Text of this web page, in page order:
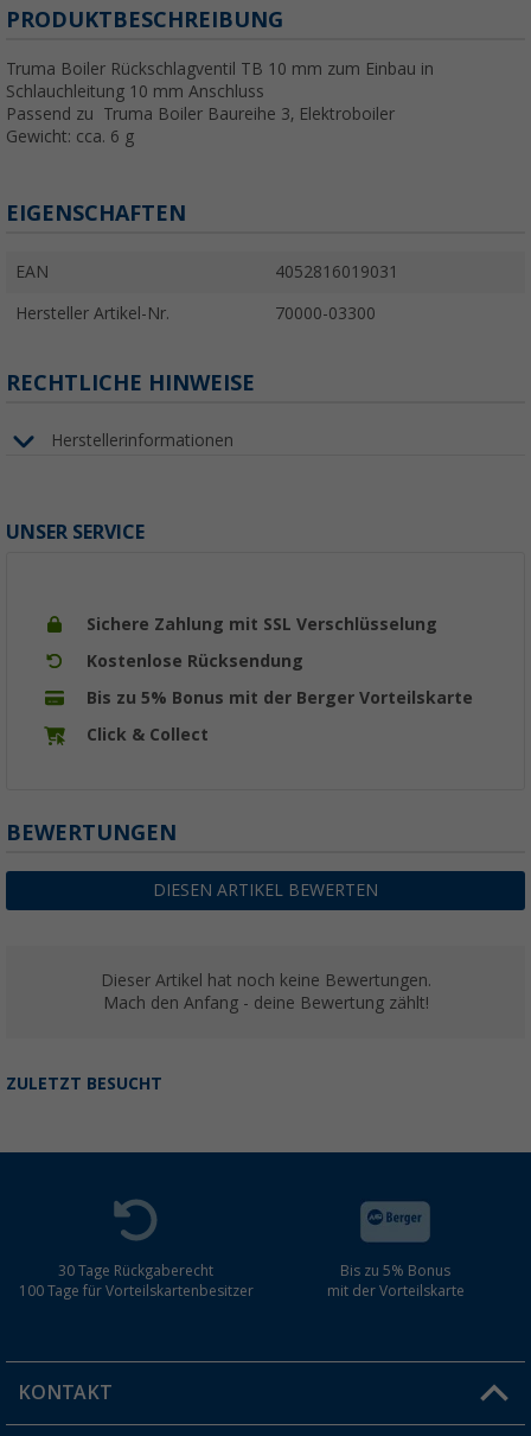
PRODUKTBESCHREIBUNG
Truma Boiler Rückschlagventil TB 10 mm zum Einbau in
Schlauchleitung 10 mm Anschluss
Passend zu Truma Boiler Baureihe 3, Elektroboiler
Gewicht: cca. 6 g
EIGENSCHAFTEN
EAN 4052816019031
Hersteller Artikel-Nr. 70000-03300
RECHTLICHE HINWEISE
Herstellerinformationen
UNSER SERVICE
Sichere Zahlung mit SSL Verschlüsselung
Kostenlose Rücksendung
Bis zu 5% Bonus mit der Berger Vorteilskarte
Click & Collect
BEWERTUNGEN
DIESEN ARTIKEL BEWERTEN
Dieser Artikel hat noch keine Bewertungen.
Mach den Anfang - deine Bewertung zählt!
ZULETZT BESUCHT
30 Tage Rückgaberecht
100 Tage für Vorteilskartenbesitzer
Bis zu 5% Bonus
mit der Vorteilskarte
KONTAKT